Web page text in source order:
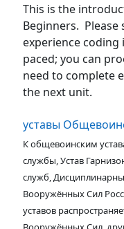
This is the
Beginners. Please
experience coding
paced; you can
need to complete
the next unit.
уставы
К общевоинским
службы, Устав
служб,
Вооружённых Сил
уставов